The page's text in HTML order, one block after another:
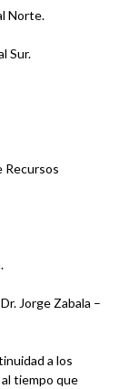
Norte.
Sur.
Recursos
Jorge Zabala –
a los
tiempo que